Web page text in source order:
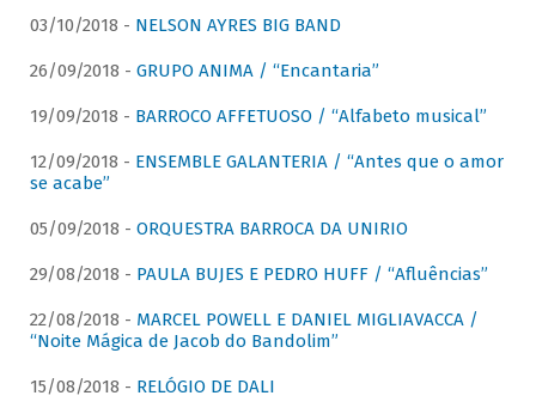
03/10/2018 - NELSON AYRES BIG BAND
26/09/2018 - GRUPO ANIMA / “Encantaria”
19/09/2018 - BARROCO AFFETUOSO / “Alfabeto musical”
12/09/2018 - ENSEMBLE GALANTERIA / “Antes que o amor
se acabe”
05/09/2018 - ORQUESTRA BARROCA DA UNIRIO
29/08/2018 - PAULA BUJES E PEDRO HUFF / “Afluências”
22/08/2018 - MARCEL POWELL E DANIEL MIGLIAVACCA /
“Noite Mágica de Jacob do Bandolim”
15/08/2018 - RELÓGIO DE DALI